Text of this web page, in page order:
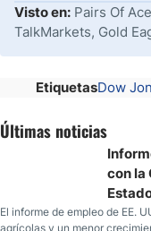
Visto en: Pairs Of
TalkMarkets, Gold
EtiquetasDow
Últimas noticias
con la
El informe de empleo de EE.
agrícolas y un menor